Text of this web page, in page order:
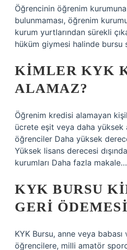
Öğrencinin öğrenim
bulunmaması, öğrenim
kurum yurtlarından sürekli
hüküm giymesi halinde bursu
KIMLER KYK
ALAMAZ?
Öğrenim kredisi alamayan
ücrete eşit veya daha yüksek
öğrenciler Daha yüksek
Yüksek lisans derecesi
kurumları Daha fazla
KYK BURSU
GERI
KYK Bursu, anne veya
öğrencilere, milli amatör